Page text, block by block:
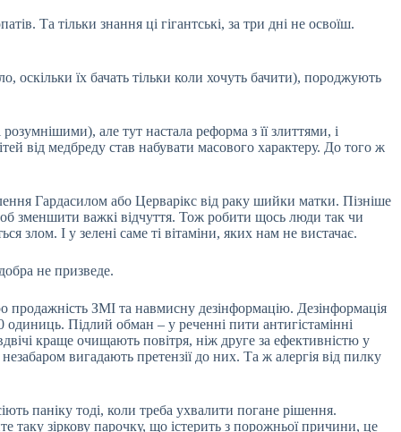
Та тільки знання ці гігантські, за три дні не освоїш.
оскільки їх бачать тільки коли хочуть бачити), породжують
але тут настала реформа з її злиттями, і
від медбреду став набувати масового характеру. До того ж
Гардасилом або Церварікс від раку шийки матки. Пізніше
зменшити важкі відчуття. Тож робити щось люди так чи
злом. І у зелені саме ті вітаміни, яких нам не вистачає.
не призведе.
продажність ЗМІ та навмисну дезінформацію. Дезінформація
Підлий обман – у реченні пити антигістамінні
краще очищають повітря, ніж друге за ефективністю у
вигадають претензії до них. Та ж алергія від пилку
паніку тоді, коли треба ухвалити погане рішення.
таку зіркову парочку, що істерить з порожньої причини, це